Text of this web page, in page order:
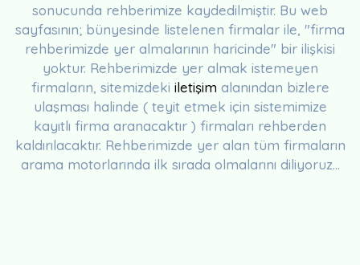
sonucunda rehberimize kaydedilmiştir. Bu web
sayfasının; bünyesinde listelenen firmalar ile, "firma
rehberimizde yer almalarının haricinde" bir ilişkisi
yoktur. Rehberimizde yer almak istemeyen
firmaların, sitemizdeki iletişim alanından bizlere
ulaşması halinde ( teyit etmek için sistemimize
kayıtlı firma aranacaktır ) firmaları rehberden
kaldırılacaktır. Rehberimizde yer alan tüm firmaların
arama motorlarında ilk sırada olmalarını diliyoruz...